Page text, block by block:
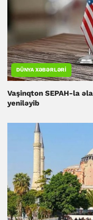
DÜNYA XƏBƏRLƏRI
Vaşinqton SEPAH-la
yeniləyib